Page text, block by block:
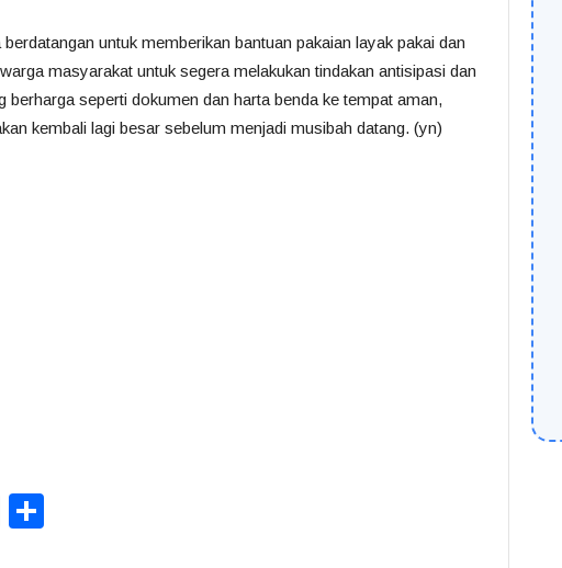
untuk memberikan bantuan pakaian layak pakai dan
masyarakat untuk segera melakukan tindakan antisipasi dan
berharga seperti dokumen dan harta benda ke tempat aman,
kembali lagi besar sebelum menjadi musibah datang. (yn)
Copy